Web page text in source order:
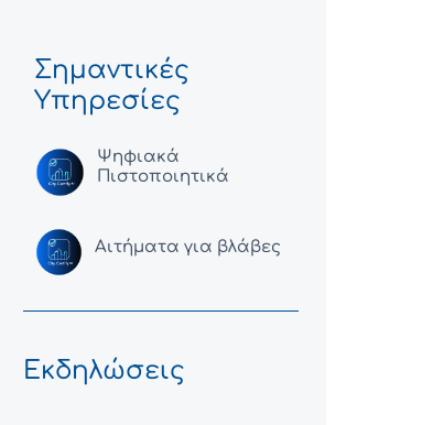
Σημαντικές
Υπηρεσίες
Ψηφιακά
Πιστοποιητικά
Αιτήματα για βλάβες
Εκδηλώσεις